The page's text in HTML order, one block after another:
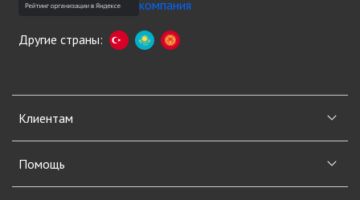
Клиентам
Помощь
Другие страны: